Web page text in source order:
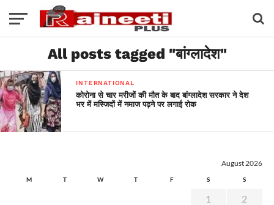
All posts tagged "बांग्लादेश"
INTERNATIONAL
कोरोना से चार मरीजों की मौत के बाद बांग्लादेश सरकार ने देश
भर में मस्जिदों में नमाज पढ़ने पर लगाई रोक
August 2026
M T W T F S S
1
2